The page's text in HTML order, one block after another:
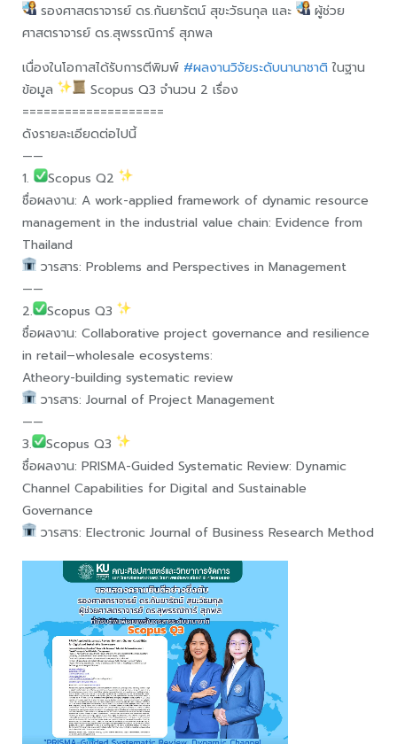
รองศาสตราจารย์ ดร.กันยารัตน์ สุขะวัธนกุล และ
ผู้ช่วย
ศาสตราจารย์ ดร.สุพรรณิการ์ สุภพล
เนื่องในโอกาสได้รับการตีพิมพ์ #ผลงานวิจัยระดับนานาชาติ ในฐาน
ข้อมูล
Scopus Q3 จำนวน 2 เรื่อง
====================
ดังรายละเอียดต่อไปนี้
——
1.
Scopus Q2
ชื่อผลงาน: A work-applied framework of dynamic resource
management in the industrial value chain: Evidence from
Thailand
วารสาร: Problems and Perspectives in Management
——
2.
Scopus Q3
ชื่อผลงาน: Collaborative project governance and resilience
in retail–wholesale ecosystems:
Atheory-building systematic review
วารสาร: Journal of Project Management
——
3.
Scopus Q3
ชื่อผลงาน: PRISMA-Guided Systematic Review: Dynamic
Channel Capabilities for Digital and Sustainable
Governance
วารสาร: Electronic Journal of Business Research Method